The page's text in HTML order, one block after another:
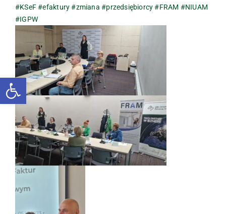
Otwórz pasek narzędzi
#KSeF #efaktury #zmiana #przedsiębiorcy #FRAM #NIUAM
#IGPW